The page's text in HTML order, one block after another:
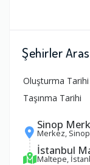
Şehirler
Oluşturma Tarihi
Taşınma Tarihi
Sinop
Merkez,
İstanbul
Maltepe,